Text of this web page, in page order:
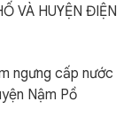
VÀ HUYỆN ĐIỆN
ngưng cấp nước
Nậm Pồ